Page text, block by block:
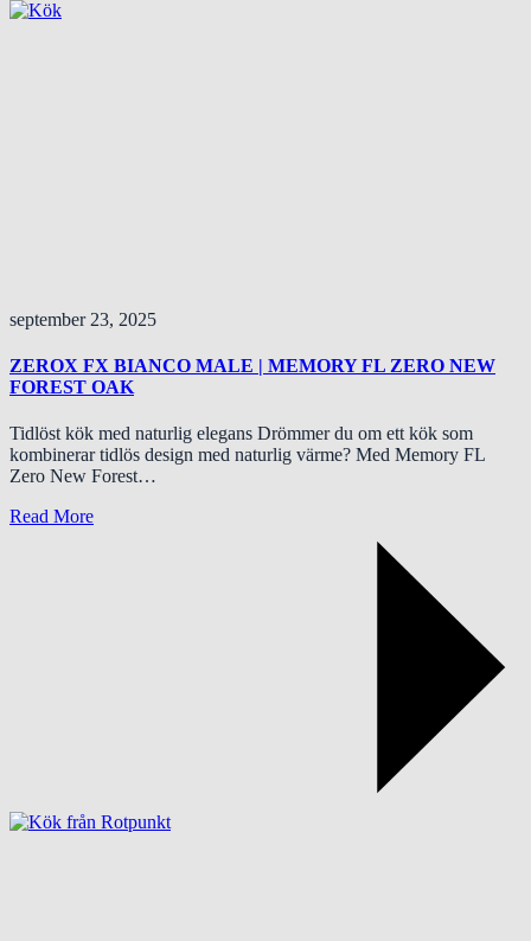
september 23, 2025
ZEROX FX BIANCO MALE | MEMORY FL ZERO NEW
FOREST OAK
Tidlöst kök med naturlig elegans Drömmer du om ett kök som
kombinerar tidlös design med naturlig värme? Med Memory FL
Zero New Forest…
Read More